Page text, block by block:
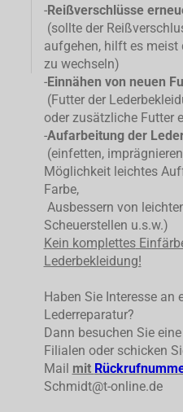
-Reißverschlüsse
(sollte der
aufgehen, hilft es meist
zu wechseln)
-Einnähen von neuen
(Futter der
oder zusätzliche Futter
-Aufarbeitung der
(einfetten,
Möglichkeit leichtes
Farbe,
Ausbessern von
Scheuerstellen u.s.w.)
Kein komplettes
Lederbekleidung!
Haben Sie Interesse an
Lederreparatur?
Dann besuchen Sie
Filialen oder schicken
Mail mit
Schmidt@t-online.de